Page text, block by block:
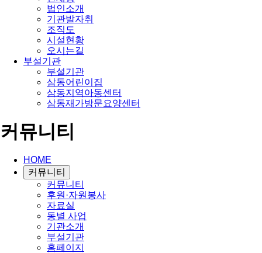
법인소개
기관발자취
조직도
시설현황
오시는길
부설기관
부설기관
삼동어린이집
삼동지역아동센터
삼동재가방문요양센터
커뮤니티
HOME
커뮤니티
커뮤니티
후원·자원봉사
자료실
동별 사업
기관소개
부설기관
홈페이지